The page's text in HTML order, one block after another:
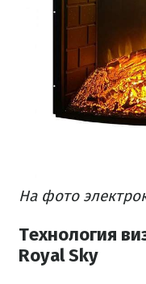
На фото
Технология
Royal Sky